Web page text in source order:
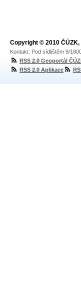
Copyright © 2010
Kontakt: Pod sídlištěm 9/
RSS 2.0 Geoportál
RSS 2.0 Aplikace